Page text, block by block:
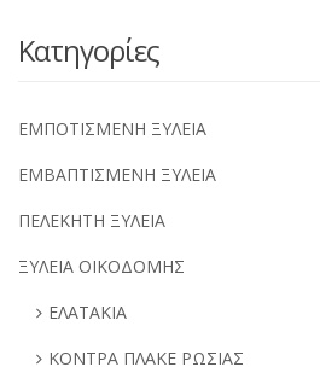
Κατηγορίες
ΕΜΠΟΤΙΣΜΕΝΗ ΞΥΛΕΙΑ
ΕΜΒΑΠΤΙΣΜΕΝΗ ΞΥΛΕΙΑ
ΠΕΛΕΚΗΤΗ ΞΥΛΕΙΑ
ΞΥΛΕΙΑ ΟΙΚΟΔΟΜΗΣ
ΕΛΑΤΑΚΙΑ
ΚΟΝΤΡΑ ΠΛΑΚΕ ΡΩΣΙΑΣ